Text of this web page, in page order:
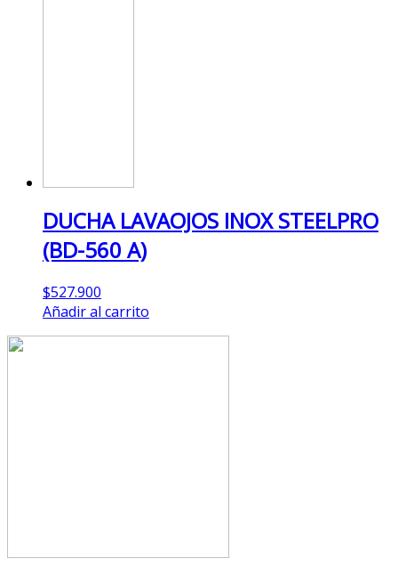
DUCHA LAVAOJOS INOX STEELPRO
(BD-560 A)
$527.900
Añadir al carrito